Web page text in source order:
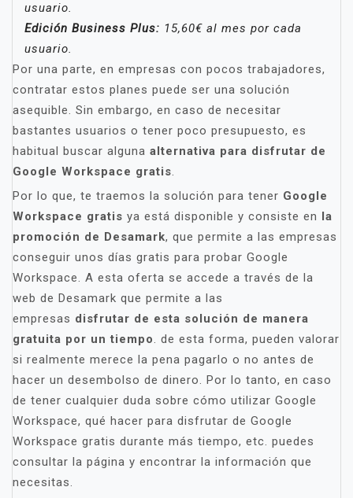
usuario.
Edición Business Plus: 15,60€ al mes por cada
usuario.
Por una parte, en empresas con pocos trabajadores,
contratar estos planes puede ser una solución
asequible. Sin embargo, en caso de necesitar
bastantes usuarios o tener poco presupuesto, es
habitual buscar alguna alternativa para disfrutar de
Google Workspace gratis.
Por lo que, te traemos la solución para tener Google
Workspace gratis ya está disponible y consiste en la
promoción de Desamark, que permite a las empresas
conseguir unos días gratis para probar Google
Workspace. A esta oferta se accede a través de la
web de Desamark que permite a las
empresas disfrutar de esta solución de manera
gratuita por un tiempo. de esta forma, pueden valorar
si realmente merece la pena pagarlo o no antes de
hacer un desembolso de dinero. Por lo tanto, en caso
de tener cualquier duda sobre cómo utilizar Google
Workspace, qué hacer para disfrutar de Google
Workspace gratis durante más tiempo, etc. puedes
consultar la página y encontrar la información que
necesitas.